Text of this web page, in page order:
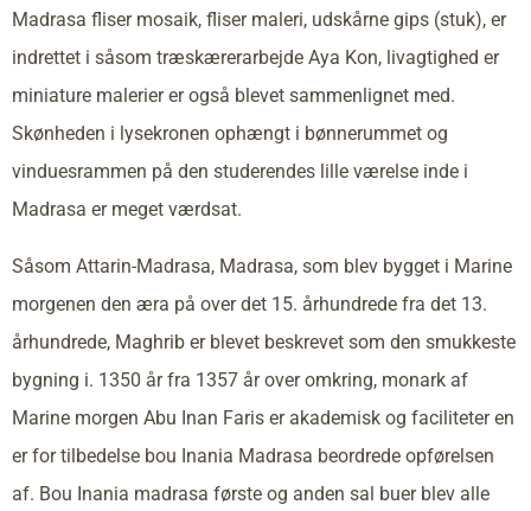
Madrasa fliser mosaik, fliser maleri, udskårne gips (stuk), er
indrettet i såsom træskærerarbejde Aya Kon, livagtighed er
miniature malerier er også blevet sammenlignet med.
Skønheden i lysekronen ophængt i bønnerummet og
vinduesrammen på den studerendes lille værelse inde i
Madrasa er meget værdsat.
Såsom Attarin-Madrasa, Madrasa, som blev bygget i Marine
morgenen den æra på over det 15. århundrede fra det 13.
århundrede, Maghrib er blevet beskrevet som den smukkeste
bygning i. 1350 år fra 1357 år over omkring, monark af
Marine morgen Abu Inan Faris er akademisk og faciliteter en
er for tilbedelse bou Inania Madrasa beordrede opførelsen
af. Bou Inania madrasa første og anden sal buer blev alle